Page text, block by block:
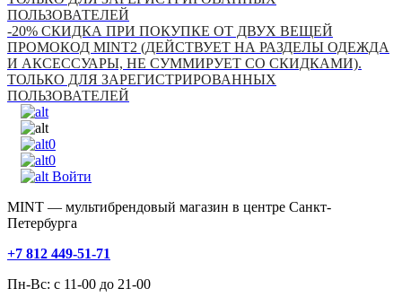
ПОЛЬЗОВАТЕЛЕЙ
-20% СКИДКА ПРИ ПОКУПКЕ ОТ ДВУХ ВЕЩЕЙ
ПРОМОКОД MINT2 (ДЕЙСТВУЕТ НА РАЗДЕЛЫ ОДЕЖДА
И АКСЕССУАРЫ, НЕ СУММИРУЕТ СО СКИДКАМИ).
ТОЛЬКО ДЛЯ ЗАРЕГИСТРИРОВАННЫХ
ПОЛЬЗОВАТЕЛЕЙ
0
0
Войти
MINT — мультибрендовый магазин в центре Санкт-
Петербурга
+7 812 449-51-71
Пн-Вс: с 11-00 до 21-00